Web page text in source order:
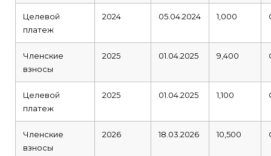
Целевой
платеж
2024 05.04.2024 1,000
Членские
взносы
2025 01.04.2025 9,400
Целевой
платеж
2025 01.04.2025 1,100
Членские
взносы
2026 18.03.2026 10,500